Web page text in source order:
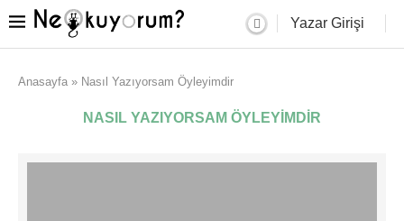
Yazar Girişi
Anasayfa » Nasıl Yazıyorsam Öyleyimdir
NASIL YAZIYORSAM ÖYLEYIMDIR